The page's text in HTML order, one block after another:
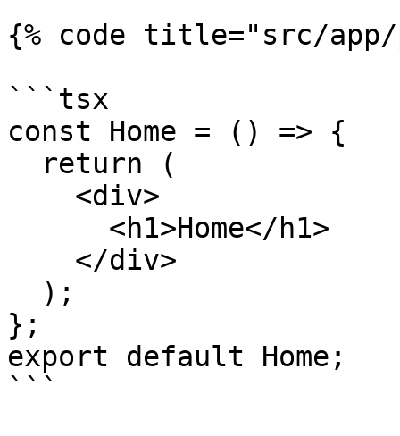
{% code title="src/app/
```tsx
const Home = () => {
};
export default Home;
```